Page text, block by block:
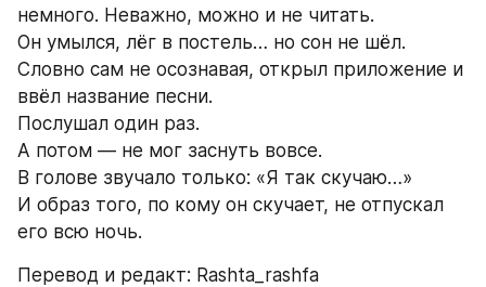
немного. Неважно, можно и не читать.
Он умылся, лёг в постель… но сон не шёл.
Словно сам не осознавая, открыл приложение и
ввёл название песни.
Послушал один раз.
А потом — не мог заснуть вовсе.
В голове звучало только: «Я так скучаю…»
И образ того, по кому он скучает, не отпускал
его всю ночь.
Перевод и редакт: Rashta_rashfa